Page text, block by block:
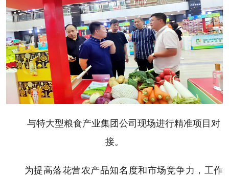
与特大型粮食产业集团公司现场进行精准项目对
接。
为提高落花营农产品知名度和市场竞争力，工作